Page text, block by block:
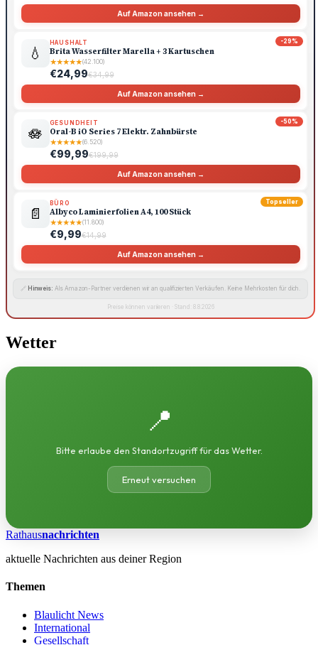
Auf Amazon ansehen →
-29%
💧
HAUSHALT
Brita Wasserfilter Marella + 3 Kartuschen
★★★★★(42.100)
€24,99€34,99
Auf Amazon ansehen →
-50%
🪷
GESUNDHEIT
Oral-B iO Series 7 Elektr. Zahnbürste
★★★★★(6.520)
€99,99€199,99
Auf Amazon ansehen →
Topseller
📄
BÜRO
Albyco Laminierfolien A4, 100 Stück
★★★★★(11.800)
€9,99€14,99
Auf Amazon ansehen →
🔗 Hinweis: Als Amazon-Partner verdienen wir an qualifizierten Verkäufen. Keine Mehrkosten für dich.
Preise können variieren · Stand: 8.8.2026
Wetter
📍
Bitte erlaube den Standortzugriff für das Wetter.
Erneut versuchen
Rathausnachrichten
aktuelle Nachrichten aus deiner Region
Themen
Blaulicht News
International
Gesellschaft